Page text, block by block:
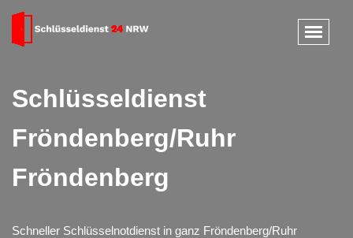
Schlüsseldienst
Fröndenberg/Ruhr
Fröndenberg
Schneller Schlüsselnotdienst in ganz Fröndenberg/Ruhr